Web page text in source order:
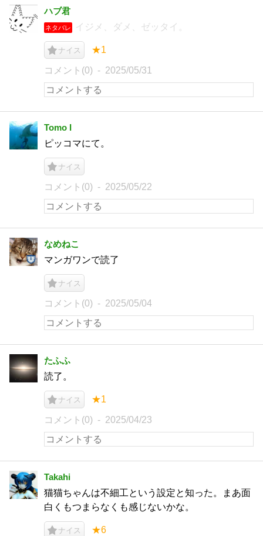
ハブ君
ネタバレ イジメ、ダメ、ゼッタイ。
ナイス ★1
コメント(0) 2025/05/31
Tomo I
ピッコマにて。
ナイス
コメント(0) 2025/05/22
なめねこ
マンガワンで読了
ナイス
コメント(0) 2025/05/04
たふふ
読了。
ナイス ★1
コメント(0) 2025/04/23
Takahi
猫猫ちゃんは不細工という設定と知った。まあ面
白くもつまらなくも感じないかな。
ナイス ★6